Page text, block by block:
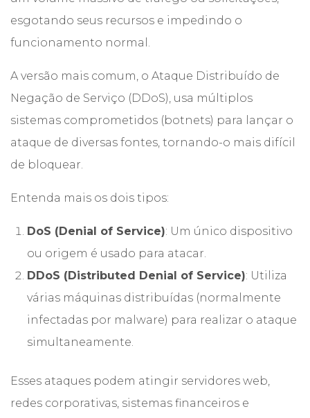
esgotando seus recursos e impedindo o
funcionamento normal.
A versão mais comum, o Ataque Distribuído de
Negação de Serviço (DDoS), usa múltiplos
sistemas comprometidos (botnets) para lançar o
ataque de diversas fontes, tornando-o mais difícil
de bloquear.
Entenda mais os dois tipos:
DoS (Denial of Service): Um único dispositivo
ou origem é usado para atacar.
DDoS (Distributed Denial of Service): Utiliza
várias máquinas distribuídas (normalmente
infectadas por malware) para realizar o ataque
simultaneamente.
Esses ataques podem atingir servidores web,
redes corporativas, sistemas financeiros e